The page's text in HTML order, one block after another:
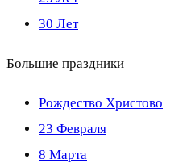
30 Лет
Большие праздники
Рождество Христово
23 Февраля
8 Марта